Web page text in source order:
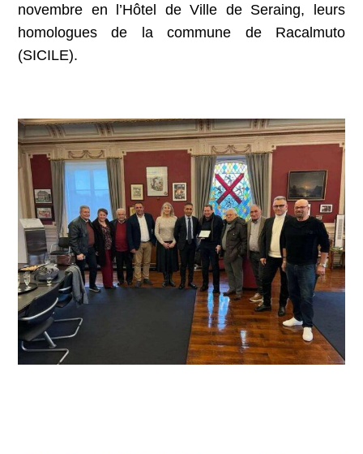
novembre en l’Hôtel de Ville de Seraing, leurs
homologues de la commune de Racalmuto
(SICILE).